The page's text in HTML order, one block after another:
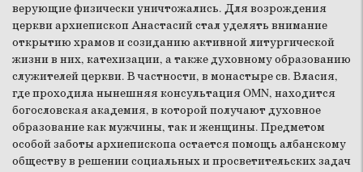
верующие физически уничтожались. Для возрождения
церкви архиепископ Анастасий стал уделять внимание
открытию храмов и созиданию активной литургической
жизни в них, катехизации, а также духовному образованию
служителей церкви. В частности, в монастыре св. Власия,
где проходила нынешняя консультация OMN, находится
богословская академия, в которой получают духовное
образование как мужчины, так и женщины. Предметом
особой заботы архиепископа остается помощь албанскому
обществу в решении социальных и просветительских задач